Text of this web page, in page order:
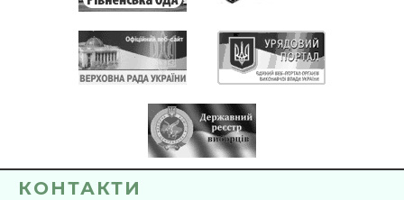
КОНТАКТИ